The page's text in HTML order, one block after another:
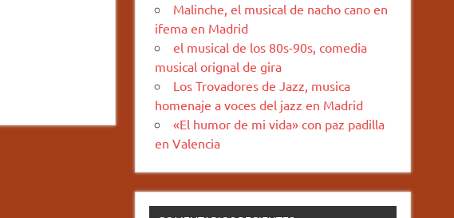
Malinche, el musical de nacho cano en
ifema en Madrid
el musical de los 80s-90s, comedia
musical orignal de gira
Los Trovadores de Jazz, musica
homenaje a voces del jazz en Madrid
«El humor de mi vida» con paz padilla
en Valencia